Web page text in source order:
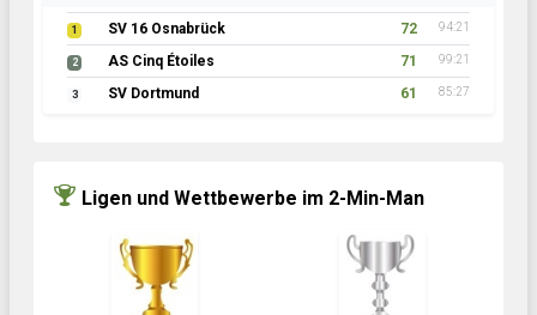
1 SV 16 Osnabrück 72 94:21
2 AS Cinq Étoiles 71 99:21
3 SV Dortmund 61 85:27
Ligen und Wettbewerbe im 2-Min-Man